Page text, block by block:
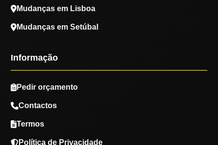
Mudanças em Lisboa
Mudanças em Setúbal
Informação
Pedir orçamento
Contactos
Termos
Política de Privacidade